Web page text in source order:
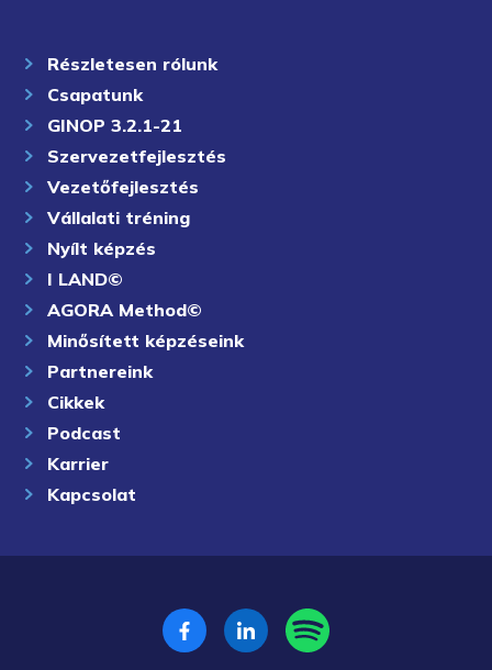
Részletesen rólunk
Csapatunk
GINOP 3.2.1-21
Szervezetfejlesztés
Vezetőfejlesztés
Vállalati tréning
Nyílt képzés
I LAND©
AGORA Method©
Minősített képzéseink
Partnereink
Cikkek
Podcast
Karrier
Kapcsolat